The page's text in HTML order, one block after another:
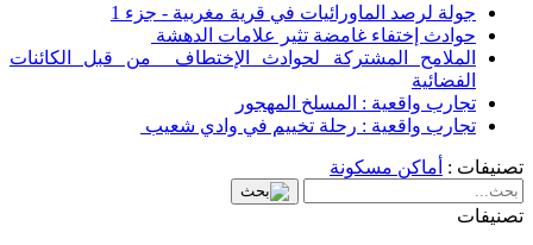
جولة لرصد الماورائيات في قرية مغربية - جزء 1
حوادث إختفاء غامضة تثير علامات الدهشة
الملامح المشتركة لحوادث الإختطاف من قبل الكائنات
الفضائية
تجارب واقعية : المسلخ المهجور
تجارب واقعية : رحلة تخييم في وادي شعيب
تصنيفات : أماكن مسكونة
تصنيفات